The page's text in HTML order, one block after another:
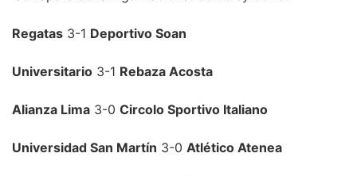
Regatas 3-1 Deportivo Soan
Universitario 3-1 Rebaza Acosta
Alianza Lima 3-0 Circolo Sportivo Italiano
Universidad San Martín 3-0 Atlético Atenea